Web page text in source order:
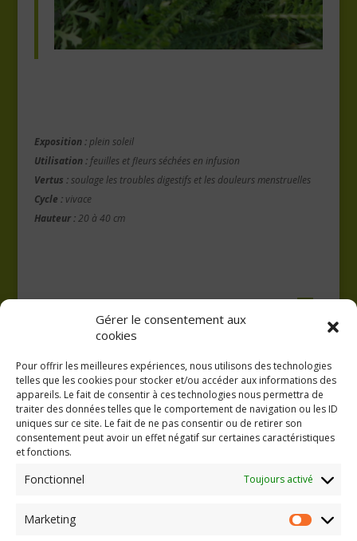
Gérer le consentement aux
cookies
Pour offrir les meilleures expériences, nous utilisons des technologies
telles que les cookies pour stocker et/ou accéder aux informations des
appareils. Le fait de consentir à ces technologies nous permettra de
traiter des données telles que le comportement de navigation ou les ID
uniques sur ce site. Le fait de ne pas consentir ou de retirer son
consentement peut avoir un effet négatif sur certaines caractéristiques
et fonctions.
Fonctionnel Toujours activé
Marketing Marketing
Exposition :plein soleil
Utilisation :feuilles et fleurs séchées en infusion
Vertus :soulage les troubles digestifs et les douleurs menstruelles
Cycle :vivace
Hauteur :20 à 40 cm
GAEC A la volée
Kergreach - Loperhet
06 65 62 84 25